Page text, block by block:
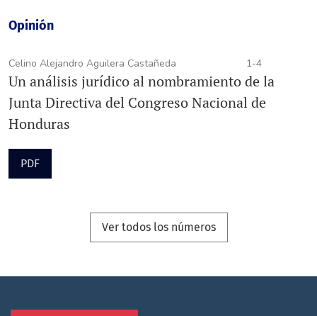
Opinión
Celino Alejandro Aguilera Castañeda 1-4
Un análisis jurídico al nombramiento de la
Junta Directiva del Congreso Nacional de
Honduras
PDF
Ver todos los números